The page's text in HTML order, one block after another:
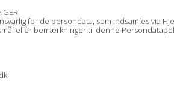
for de persondata, som indsamles via
eller bemærkninger til denne